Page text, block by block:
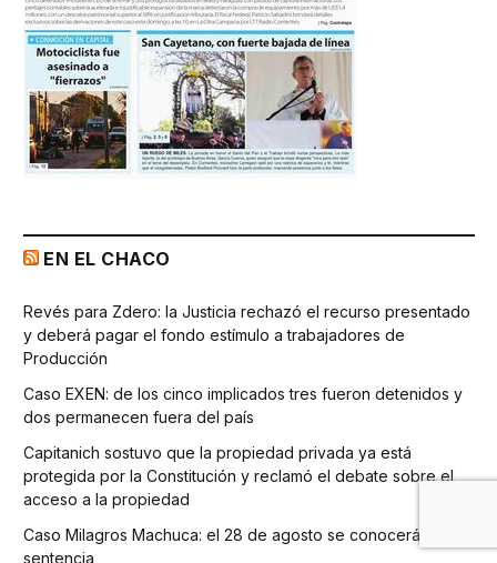
EN EL CHACO
Revés para Zdero: la Justicia rechazó el recurso presentado
y deberá pagar el fondo estímulo a trabajadores de
Producción
Caso EXEN: de los cinco implicados tres fueron detenidos y
dos permanecen fuera del país
Capitanich sostuvo que la propiedad privada ya está
protegida por la Constitución y reclamó el debate sobre el
acceso a la propiedad
Caso Milagros Machuca: el 28 de agosto se conocerá la
sentencia